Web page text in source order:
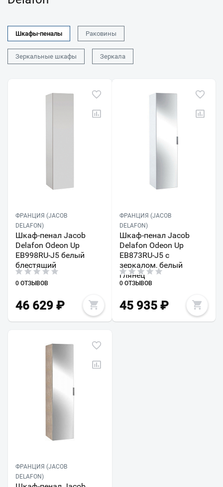
Шкафы-пеналы Раковины
Зеркальные шкафы Зеркала
ФРАНЦИЯ (JACOB
DELAFON)
Шкаф-пенал Jacob
Delafon Odeon Up
EB998RU-J5 белый
блестящий
0 ОТЗЫВОВ
46 629 ₽
ФРАНЦИЯ (JACOB
DELAFON)
Шкаф-пенал Jacob
Delafon Odeon Up
EB873RU-J5 с
зеркалом, белый
глянец
0 ОТЗЫВОВ
45 935₽
ФРАНЦИЯ (JACOB
DELAFON)